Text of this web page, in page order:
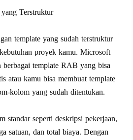
Terstruktur
template yang sudah terstruktur
proyek kamu. Microsoft
berbagai template RAB yang bisa
atau kamu bisa membuat template
kolom yang sudah ditentukan.
standar seperti deskripsi pekerjaan,
satuan, dan total biaya. Dengan